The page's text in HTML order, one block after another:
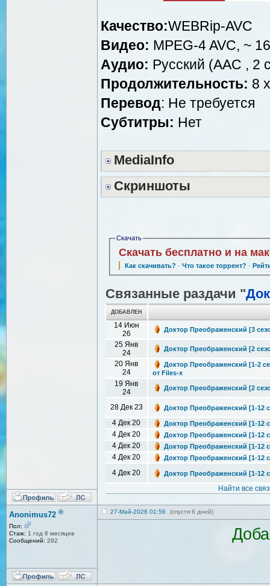
Качество:WEBRip-AVC
Видео: MPEG-4 AVC, ~
Аудио: Русский (AAC , 2
Продолжительность: 8
Перевод: Не требуется
Субтитры: Нет
MediaInfo
Скриншоты
Скачать
Скачать бесплатно и на
Как скачивать? · Что такое торрент? ·
Связанные раздачи "
ДОБАВЛЕН
14 Июн
26
Доктор Преображенский [3
25 Янв
24
Доктор Преображенский [2
20 Янв
24
Доктор Преображенский [1-2
от Files-x
19 Янв
24
Доктор Преображенский [2
28 Дек 23 Доктор Преображенский [1-12
4 Дек 20 Доктор Преображенский [1-12
4 Дек 20 Доктор Преображенский [1-12
4 Дек 20 Доктор Преображенский [1-12
4 Дек 20 Доктор Преображенский [1-12
4 Дек 20 Доктор Преображенский [1-12
Найти все
Anonimus72 ®
Пол:
Стаж: 1 год 6 месяцев
Сообщений: 282
27-Май-2026 01:56 (спустя 6 дней)